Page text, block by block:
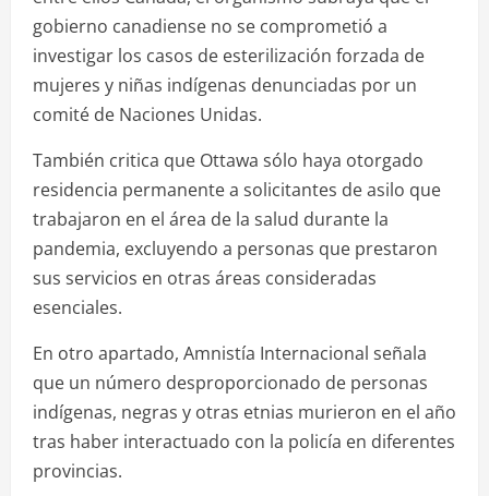
gobierno canadiense no se comprometió a
investigar los casos de esterilización forzada de
mujeres y niñas indígenas denunciadas por un
comité de Naciones Unidas.
También critica que Ottawa sólo haya otorgado
residencia permanente a solicitantes de asilo que
trabajaron en el área de la salud durante la
pandemia, excluyendo a personas que prestaron
sus servicios en otras áreas consideradas
esenciales.
En otro apartado, Amnistía Internacional señala
que un número desproporcionado de personas
indígenas, negras y otras etnias murieron en el año
tras haber interactuado con la policía en diferentes
provincias.